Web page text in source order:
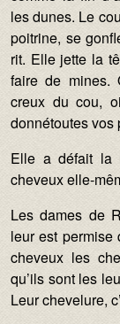
les dunes. Le
poitrine, se
rit. Elle jette la
faire de mines.
creux du cou,
donnétoutes
Elle a défait la
cheveux elle-
Les dames de
leur est permise
cheveux les
qu’ils sont les
Leur chevelure,